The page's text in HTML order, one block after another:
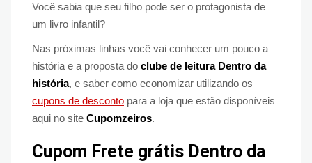
Você sabia que seu filho pode ser o protagonista de
um livro infantil?
Nas próximas linhas você vai conhecer um pouco a
história e a proposta do clube de leitura Dentro da
história, e saber como economizar utilizando os
cupons de desconto para a loja que estão disponíveis
aqui no site Cupomzeiros.
Cupom Frete grátis Dentro da